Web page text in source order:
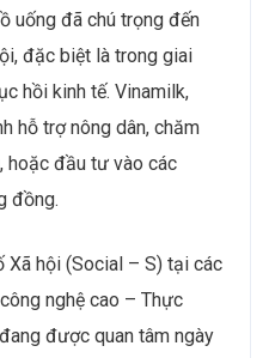
uống đã chú trọng đến
đặc biệt là trong giai
hồi kinh tế. Vinamilk,
hỗ trợ nông dân, chăm
hoặc đầu tư vào các
đồng.
Xã hội (Social – S) tại các
nghệ cao – Thực
được quan tâm ngày